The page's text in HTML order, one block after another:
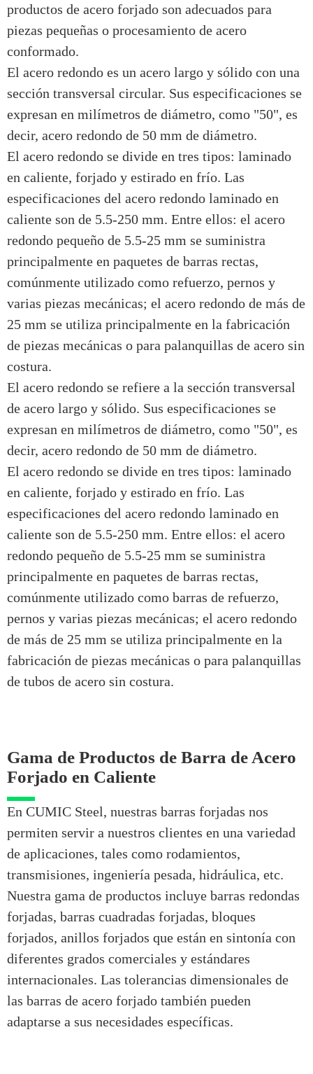
productos de acero forjado son adecuados para
piezas pequeñas o procesamiento de acero
conformado.
El acero redondo es un acero largo y sólido con una
sección transversal circular. Sus especificaciones se
expresan en milímetros de diámetro, como "50", es
decir, acero redondo de 50 mm de diámetro.
El acero redondo se divide en tres tipos: laminado
en caliente, forjado y estirado en frío. Las
especificaciones del acero redondo laminado en
caliente son de 5.5-250 mm. Entre ellos: el acero
redondo pequeño de 5.5-25 mm se suministra
principalmente en paquetes de barras rectas,
comúnmente utilizado como refuerzo, pernos y
varias piezas mecánicas; el acero redondo de más de
25 mm se utiliza principalmente en la fabricación
de piezas mecánicas o para palanquillas de acero sin
costura.
El acero redondo se refiere a la sección transversal
de acero largo y sólido. Sus especificaciones se
expresan en milímetros de diámetro, como "50", es
decir, acero redondo de 50 mm de diámetro.
El acero redondo se divide en tres tipos: laminado
en caliente, forjado y estirado en frío. Las
especificaciones del acero redondo laminado en
caliente son de 5.5-250 mm. Entre ellos: el acero
redondo pequeño de 5.5-25 mm se suministra
principalmente en paquetes de barras rectas,
comúnmente utilizado como barras de refuerzo,
pernos y varias piezas mecánicas; el acero redondo
de más de 25 mm se utiliza principalmente en la
fabricación de piezas mecánicas o para palanquillas
de tubos de acero sin costura.
Gama de Productos de Barra de Acero
Forjado en Caliente
En CUMIC Steel, nuestras barras forjadas nos
permiten servir a nuestros clientes en una variedad
de aplicaciones, tales como rodamientos,
transmisiones, ingeniería pesada, hidráulica, etc.
Nuestra gama de productos incluye barras redondas
forjadas, barras cuadradas forjadas, bloques
forjados, anillos forjados que están en sintonía con
diferentes grados comerciales y estándares
internacionales. Las tolerancias dimensionales de
las barras de acero forjado también pueden
adaptarse a sus necesidades específicas.